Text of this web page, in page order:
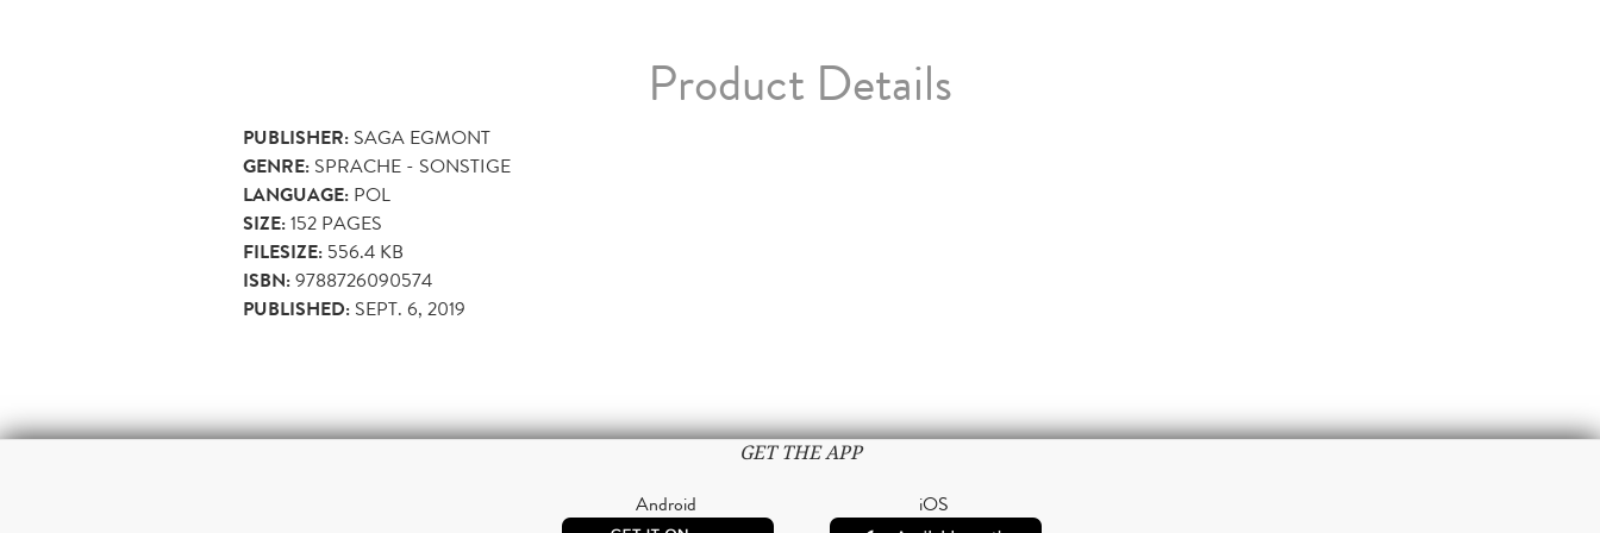
Product Details
PUBLISHER: SAGA EGMONT
GENRE: SPRACHE - SONSTIGE
LANGUAGE: POL
SIZE:152 PAGES
FILESIZE: 556.4 KB
ISBN:9788726090574
PUBLISHED: SEPT. 6, 2019
GET THE APP
Android iOS